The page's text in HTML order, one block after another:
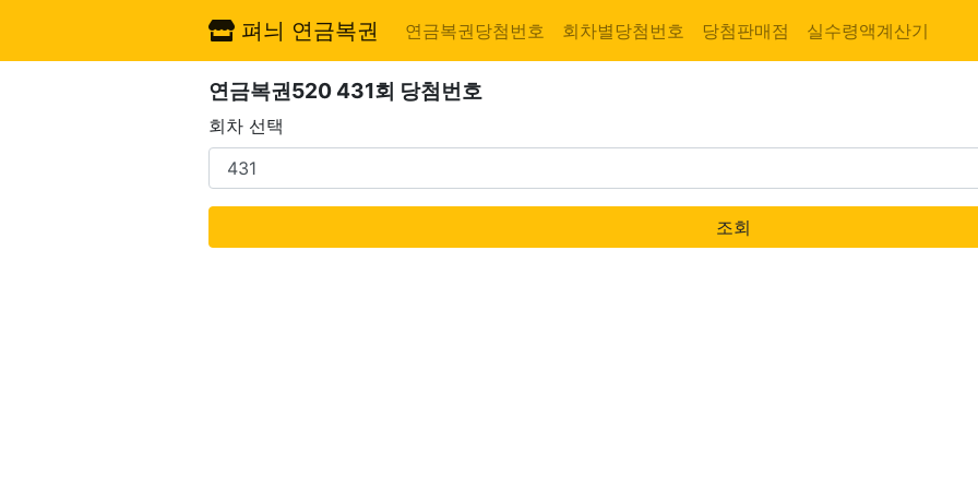
펴늬 연금복권 연금복권당첨번호 회차별당첨번호 당첨판매점 실수령액계산기
연금복권520 431회 당첨번호
회차 선택
조회